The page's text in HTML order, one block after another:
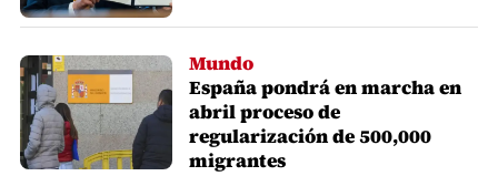
Mundo
España pondrá en marcha en
abril proceso de
regularización de 500,000
migrantes